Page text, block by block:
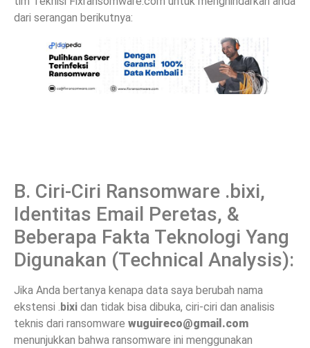
dari serangan berikutnya:
B. Ciri-Ciri Ransomware .bixi,
Identitas Email Peretas, &
Beberapa Fakta Teknologi Yang
Digunakan (Technical Analysis):
Jika Anda bertanya kenapa data saya berubah nama
ekstensi . bixi dan tidak bisa dibuka, ciri-ciri dan analisis
teknis dari ransomware wuguireco@gmail.com
menunjukkan bahwa ransomware ini menggunakan